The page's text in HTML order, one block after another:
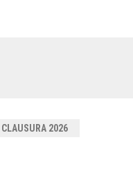
CLAUSURA 2026